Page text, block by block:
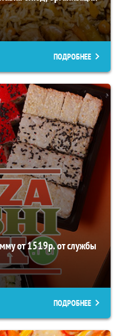
ПОДРОБНЕЕ
от 1519р. от службы
ПОДРОБНЕЕ